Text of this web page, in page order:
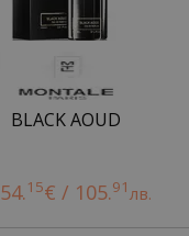
BLACK AOUD
54.15€ / 105.91лв.